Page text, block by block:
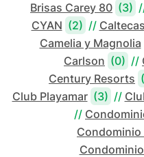
Brisas Carey 80 (3)
CYAN (2) //
Camelia y Magnolia
Carlson (0) //
Century Resorts
Club Playamar (3) //
//
Condominio